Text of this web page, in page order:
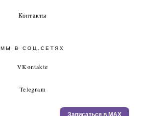
Записаться в MAX
Контакты
МЫ В СОЦ.СЕТЯХ
VKontakte
Telegram